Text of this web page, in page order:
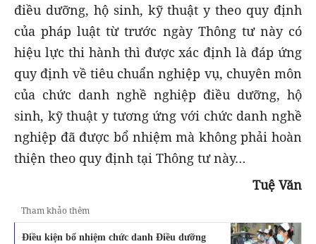
điều dưỡng, hộ sinh, kỹ thuật y theo quy định
của pháp luật từ trước ngày Thông tư này có
hiệu lực thi hành thì được xác định là đáp ứng
quy định về tiêu chuẩn nghiệp vụ, chuyên môn
của chức danh nghề nghiệp điều dưỡng, hộ
sinh, kỹ thuật y tương ứng với chức danh nghề
nghiệp đã được bổ nhiệm mà không phải hoàn
thiện theo quy định tại Thông tư này…
Tuệ Văn
Tham khảo thêm
Điều kiện bổ nhiệm chức danh Điều dưỡng